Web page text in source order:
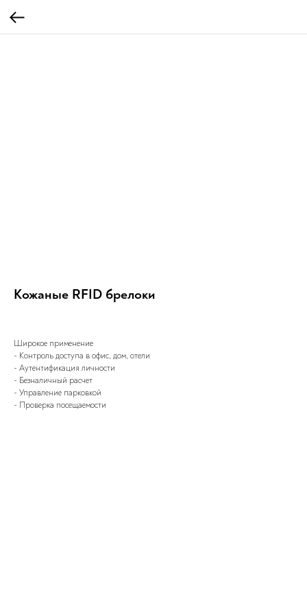
Кожаные RFID брелоки
Широкое применение
- Контроль доступа в офис, дом, отели
- Аутентификация личности
- Безналичный расчет
- Управление парковкой
- Проверка посещаемости